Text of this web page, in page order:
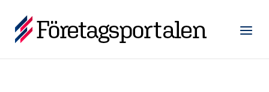
innehåll
Hem
Meny